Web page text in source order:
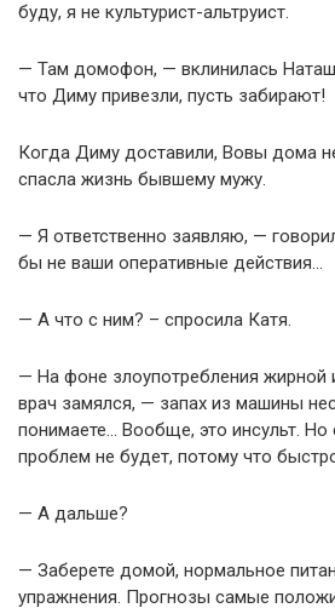
буду, я не культурист-альтруист.
— Там домофон, — вклинилась
что Диму привезли, пусть забирают!
Когда Диму доставили, Вовы дома
спасла жизнь бывшему мужу.
— Я ответственно заявляю, —
бы не ваши оперативные действия…
— А что с ним? – спросила Катя.
— На фоне злоупотребления
врач замялся, — запах из машины
понимаете… Вообще, это инсульт. Но
проблем не будет, потому что
— А дальше?
— Заберете домой, нормальное
упражнения. Прогнозы самые